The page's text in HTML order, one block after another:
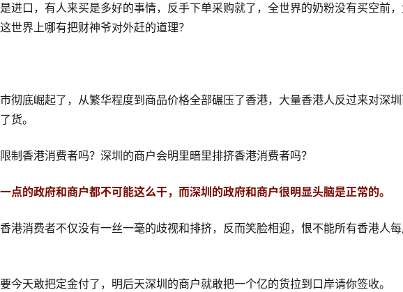
进口，有人来买是多好的事情，反手下单采购就了，全世界的奶粉没有买空前
世界上哪有把财神爷对外赶的道理？
彻底崛起了，从繁华程度到商品价格全部碾压了香港，大量香港人反过来对深
货。
制香港消费者吗？深圳的商户会明里暗里排挤香港消费者吗？
点的政府和商户都不可能这么干，而深圳的政府和商户很明显头脑是正常的。
港消费者不仅没有一丝一毫的歧视和排挤，反而笑脸相迎，恨不能所有香港人每
今天敢把定金付了，明后天深圳的商户就敢把一个亿的货拉到口岸请你签收。